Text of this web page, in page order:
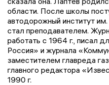
области. После школы
автодорожный институт
стал преподавателем.
работать с 1964 г., писал
Россия» и журнала
заместителем главреда
главного редактора
1990 г.